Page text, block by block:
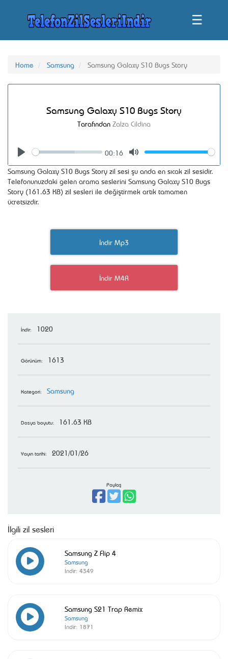
☰
Home Samsung Samsung Galaxy S10 Bugs Story
Samsung Galaxy S10 Bugs Story
Tarafından Zalza Cildina
Seek
00:16
Volume
Samsung Galaxy S10 Bugs Story zil sesi şu anda en sıcak zil sesidir.
Telefonunuzdaki gelen arama seslerini Samsung Galaxy S10 Bugs
Story (161.63 KB) zil sesleri ile değiştirmek artık tamamen
ücretsizdir.
İndir Mp3
İndir M4R
İndir: 1020
Görünüm: 1613
Kategori: Samsung
Dosya boyutu: 161.63 KB
Yayın tarihi: 2021/01/26
Paylaş
İlgili zil sesleri
Samsung Z Flip 4
Samsung
İndir: 4349
Samsung S21 Trap Remix
Samsung
İndir: 1871